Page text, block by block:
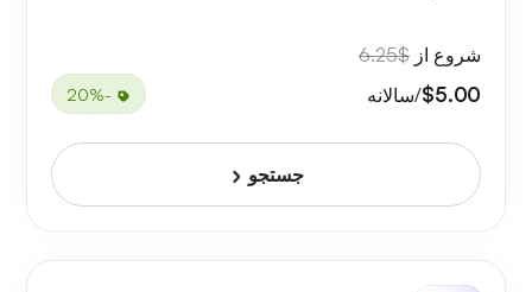
شروع از $6.25
$5.00/سالانه -20%
جستجو